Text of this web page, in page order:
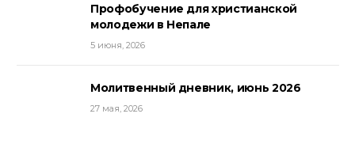
Профобучение для христианской
молодежи в Непале
5 июня, 2026
Молитвенный дневник, июнь 2026
27 мая, 2026